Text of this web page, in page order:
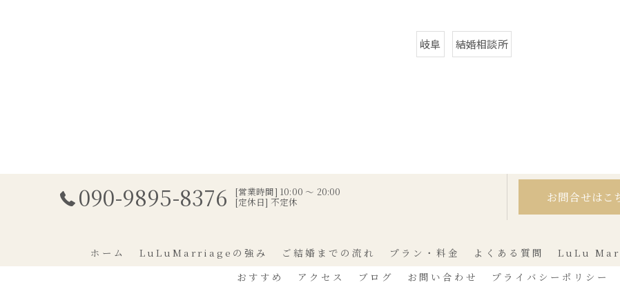
岐阜 結婚相談所
090-9895-8376
[営業時間] 10:00 〜 20:00
[定休日] 不定休
お問合せはこ
ホーム LuLuMarriageの強み ご結婚までの流れ プラン・料金 よくある質問 LuLu
おすすめ
アクセス ブログ お問い合わせ プライバシーポリシー